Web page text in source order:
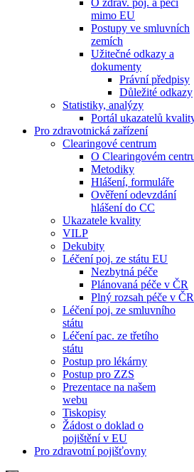
mimo EU
Postupy ve smluvních
zemích
Užitečné odkazy a
dokumenty
Právní předpisy
Důležité odkazy
Statistiky, analýzy
Portál ukazatelů
Pro zdravotnická zařízení
Clearingové centrum
O Clearingovém
Metodiky
Hlášení, formuláře
Ověření odevzdání
hlášení do CC
Ukazatele kvality
VILP
Dekubity
Léčení poj. ze státu EU
Nezbytná péče
Plánovaná péče v ČR
Plný rozsah péče v ČR
Léčení poj. ze smluvního
státu
Léčení pac. ze třetího
státu
Postup pro lékárny
Postup pro ZZS
Prezentace na našem
webu
Tiskopisy
Žádost o doklad o
pojištění v EU
Pro zdravotní pojišťovny